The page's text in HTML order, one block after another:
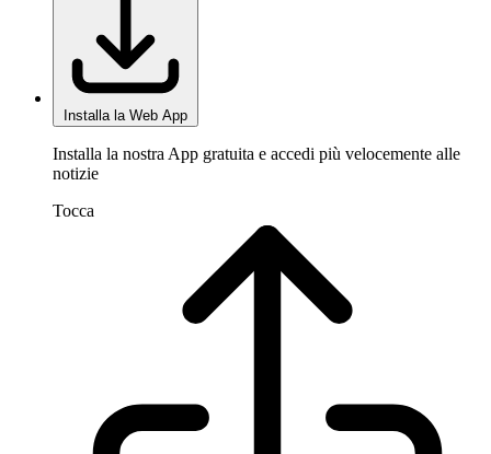
Installa la Web App
Installa la nostra App gratuita e accedi più velocemente alle
notizie
Tocca